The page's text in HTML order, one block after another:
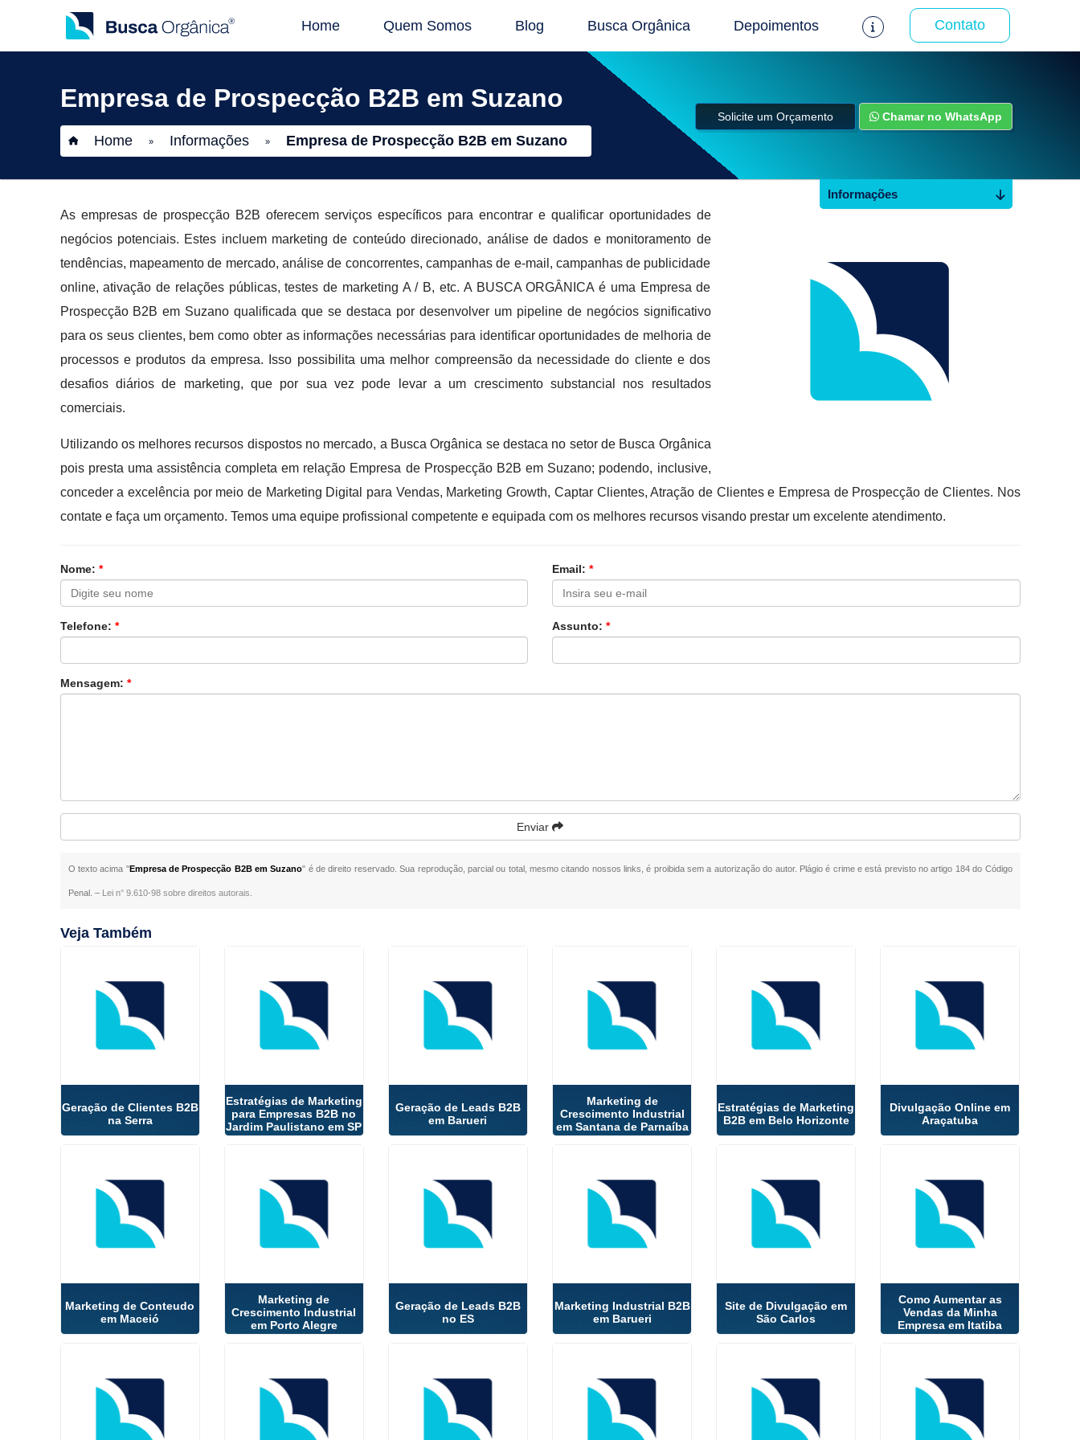
Home Quem Somos Blog Busca Orgânica Depoimentos Contato
Empresa de Prospecção B2B em Suzano
Home » Informações » Empresa de Prospecção B2B em Suzano
Solicite um Orçamento Chamar no WhatsApp
As empresas de prospecção B2B oferecem serviços específicos para encontrar e qualificar oportunidades de
negócios potenciais. Estes incluem marketing de conteúdo direcionado, análise de dados e monitoramento de
tendências, mapeamento de mercado, análise de concorrentes, campanhas de e-mail, campanhas de publicidade
online, ativação de relações públicas, testes de marketing A / B, etc. A BUSCA ORGÂNICA é uma Empresa de
Prospecção B2B em Suzano qualificada que se destaca por desenvolver um pipeline de negócios significativo
para os seus clientes, bem como obter as informações necessárias para identificar oportunidades de melhoria de
processos e produtos da empresa. Isso possibilita uma melhor compreensão da necessidade do cliente e dos
desafios diários de marketing, que por sua vez pode levar a um crescimento substancial nos resultados
comerciais.
Utilizando os melhores recursos dispostos no mercado, a Busca Orgânica se destaca no setor de Busca Orgânica
pois presta uma assistência completa em relação Empresa de Prospecção B2B em Suzano; podendo, inclusive,
conceder a excelência por meio de Marketing Digital para Vendas, Marketing Growth, Captar Clientes, Atração de Clientes e Empresa de Prospecção de Clientes. Nos
contate e faça um orçamento. Temos uma equipe profissional competente e equipada com os melhores recursos visando prestar um excelente atendimento.
Nome: * Email: *
Telefone: * Assunto: *
Mensagem: *
Enviar
O texto acima "Empresa de Prospecção B2B em Suzano" é de direito reservado. Sua reprodução, parcial ou total, mesmo citando nossos links, é proibida sem a autorização do autor. Plágio é crime e está previsto no artigo 184 do Código
Penal. – Lei n° 9.610-98 sobre direitos autorais
Informações
Veja Também
Geração de Clientes B2B
na Serra
Estratégias de Marketing
para Empresas B2B no
Jardim Paulistano em SP
Geração de Leads B2B
em Barueri
Marketing de
Crescimento Industrial
em Santana de Parnaíba
Estratégias de Marketing
B2B em Belo Horizonte
Divulgação Online em
Araçatuba
Marketing de Conteudo
em Maceió
Marketing de
Crescimento Industrial
em Porto Alegre
Geração de Leads B2B
no ES
Marketing Industrial B2B
em Barueri
Site de Divulgação em
São Carlos
Como Aumentar as
Vendas da Minha
Empresa em Itatiba